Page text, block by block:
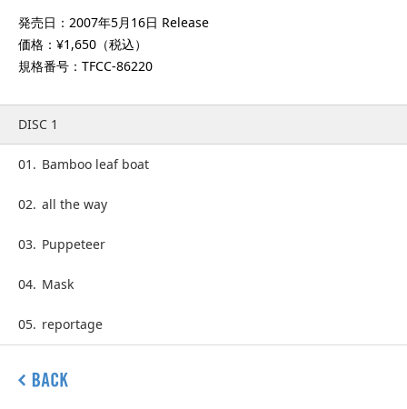
発売日：2007年5月16日 Release
価格：¥1,650（税込）
規格番号：TFCC-86220
DISC 1
01. Bamboo leaf boat
02. all the way
03. Puppeteer
04. Mask
05. reportage